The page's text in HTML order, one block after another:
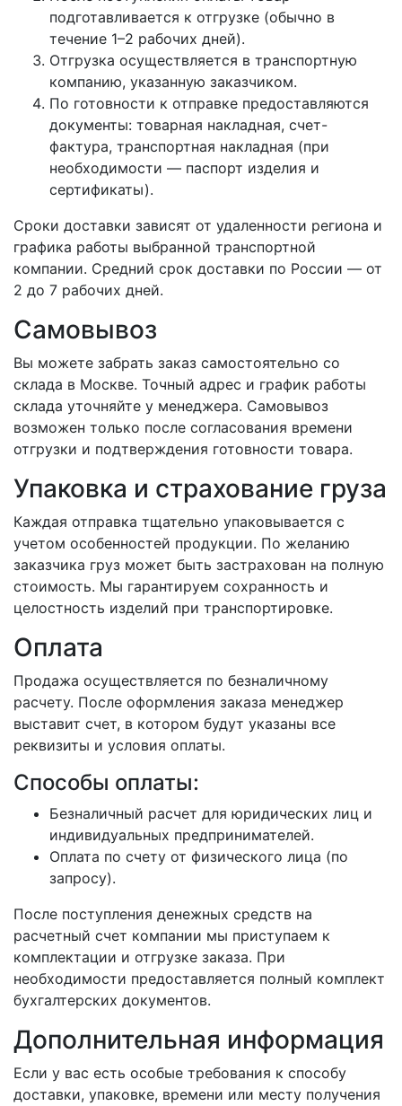
подготавливается к отгрузке (обычно в
течение 1–2 рабочих дней).
Отгрузка осуществляется в транспортную
компанию, указанную заказчиком.
По готовности к отправке предоставляются
документы: товарная накладная, счет-
фактура, транспортная накладная (при
необходимости — паспорт изделия и
сертификаты).
Сроки доставки зависят от удаленности региона и
графика работы выбранной транспортной
компании. Средний срок доставки по России — от
2 до 7 рабочих дней.
Самовывоз
Вы можете забрать заказ самостоятельно со
склада в Москве. Точный адрес и график работы
склада уточняйте у менеджера. Самовывоз
возможен только после согласования времени
отгрузки и подтверждения готовности товара.
Упаковка и страхование груза
Каждая отправка тщательно упаковывается с
учетом особенностей продукции. По желанию
заказчика груз может быть застрахован на полную
стоимость. Мы гарантируем сохранность и
целостность изделий при транспортировке.
Оплата
Продажа осуществляется по безналичному
расчету. После оформления заказа менеджер
выставит счет, в котором будут указаны все
реквизиты и условия оплаты.
Способы оплаты:
Безналичный расчет для юридических лиц и
индивидуальных предпринимателей.
Оплата по счету от физического лица (по
запросу).
После поступления денежных средств на
расчетный счет компании мы приступаем к
комплектации и отгрузке заказа. При
необходимости предоставляется полный комплект
бухгалтерских документов.
Дополнительная информация
Если у вас есть особые требования к способу
доставки, упаковке, времени или месту получения